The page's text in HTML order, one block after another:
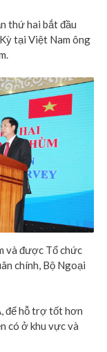
thứ hai bắt đầu
tại Việt Nam ông
và được Tổ chức
chính, Bộ Ngoại
để hỗ trợ tốt hơn
có ở khu vực và